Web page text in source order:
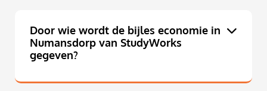
Door wie wordt de bijles economie in
Numansdorp van StudyWorks
gegeven?